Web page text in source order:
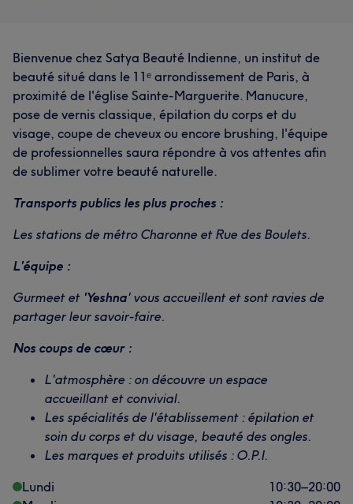
Bienvenue chez Satya Beauté Indienne, un institut de
beauté situé dans le 11ᵉ arrondissement de Paris, à
proximité de l'église Sainte-Marguerite. Manucure,
pose de vernis classique, épilation du corps et du
visage, coupe de cheveux ou encore brushing, l'équipe
de professionnelles saura répondre à vos attentes afin
de sublimer votre beauté naturelle.
Transports publics les plus proches :
Les stations de métro Charonne et Rue des Boulets.
L'équipe :
Gurmeet et 'Yeshna' vous accueillent et sont ravies de
partager leur savoir-faire.
Nos coups de cœur :
L'atmosphère : on découvre un espace
accueillant et convivial.
Les spécialités de l'établissement : épilation et
soin du corps et du visage, beauté des ongles.
Les marques et produits utilisés : O.P.I.
Lundi
10:30–20:00